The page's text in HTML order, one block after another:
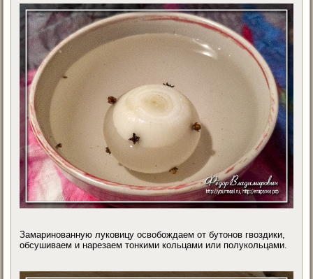
Замаринованную луковицу освобождаем от бутонов гвоздики,
обсушиваем и нарезаем тонкими кольцами или полукольцами.